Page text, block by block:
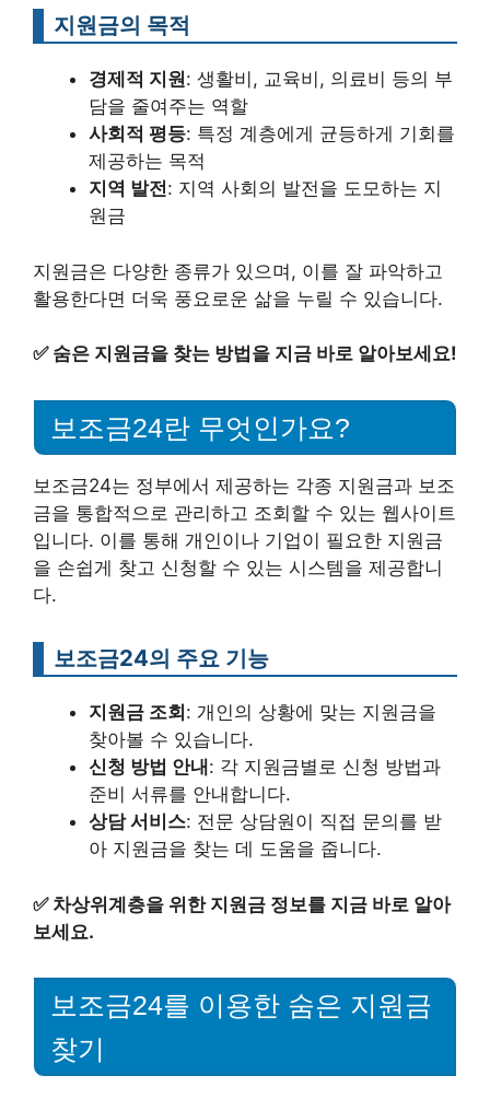
지원금의 목적
경제적 지원: 생활비, 교육비, 의료비 등의 부
담을 줄여주는 역할
사회적 평등: 특정 계층에게 균등하게 기회를
제공하는 목적
지역 발전: 지역 사회의 발전을 도모하는 지
원금
지원금은 다양한 종류가 있으며, 이를 잘 파악하고
활용한다면 더욱 풍요로운 삶을 누릴 수 있습니다.
✅ 숨은 지원금을 찾는 방법을 지금 바로 알아보세요!
보조금24란 무엇인가요?
보조금24는 정부에서 제공하는 각종 지원금과 보조
금을 통합적으로 관리하고 조회할 수 있는 웹사이트
입니다. 이를 통해 개인이나 기업이 필요한 지원금
을 손쉽게 찾고 신청할 수 있는 시스템을 제공합니
다.
보조금24의 주요 기능
지원금 조회 : 개인의 상황에 맞는 지원금을
찾아볼 수 있습니다.
신청 방법 안내 : 각 지원금별로 신청 방법과
준비 서류를 안내합니다.
상담 서비스: 전문 상담원이 직접 문의를 받
아 지원금을 찾는 데 도움을 줍니다.
✅ 차상위계층을 위한 지원금 정보를 지금 바로 알아
보세요.
보조금24를 이용한 숨은 지원금
찾기